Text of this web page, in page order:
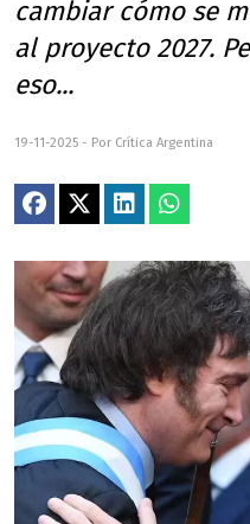
cambiar cómo se
al proyecto 2027.
eso...
19-11-2025 - Por Crítica Argentina